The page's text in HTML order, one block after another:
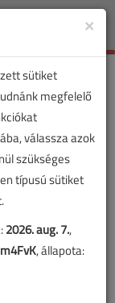
Toggle
kérjük,
×
sütiket
megfelelő
válassza azok
szükséges
típusú sütiket
2026. aug. 7.,
, állapota: